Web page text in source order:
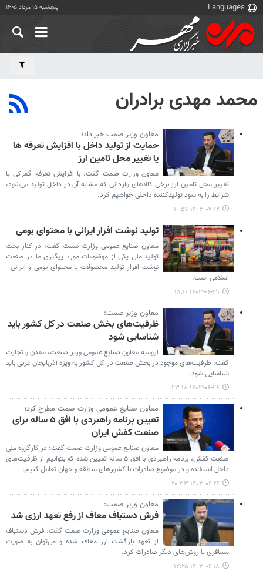
پنجشنبه ۱۵ مرداد ۱۴۰۵
محمد مهدی برادران
معاون وزیر صمت خبر داد؛
حمایت از تولید داخل با افزایش تعرفه ها
یا تغییر محل تامین ارز
معاون وزارت صمت گفت: با افزایش تعرفه گمرکی یا
تغییر محل تامین ارز برخی کالاهای وارداتی که مشابه آن در داخل تولید می‌شود،
شرایط را به سود تولیدکننده داخلی خواهیم کرد.
۱۴۰۳-۰۷-۱۲ ۱۰:۵۷
تولید نوشت افزار ایرانی با محتوای بومی
معاون صنایع عمومی وزارت صمت گفت: در کنار بحث
تولید ملی یکی از موضوعات مورد پیگیری ما در صنعت
نوشت افزار تولید محصولات با محتوای بومی و ایرانی -
اسلامی است.
۱۴۰۳-۰۶-۳۱ ۱۸:۱۰
معاون وزیر صمت؛
ظرفیت‌های بخش صنعت در کل کشور باید
شناسایی شود
ارومیه-معاون صنایع عمومی وزیر صنعت، معدن و تجارت
گفت: ظرفیت‌های موجود در بخش صنعت در کل کشور به ویژه آذربایجان غربی باید
شناسایی شود.
۱۴۰۳-۰۶-۲۹ ۲۳:۱۸
معاون صنایع عمومی وزارت صمت مطرح کرد؛
تعیین برنامه راهبردی با افق ۵ ساله برای
صنعت کفش ایران
معاون صنایع عمومی وزارت صمت گفت: در کارگروه ملی
صنعت کفش، برنامه راهبردی با افق ۵ ساله تعیین شده که بتوانیم از ظرفیت‌های
داخل استفاده و در موضوع صادرات با کشورهای منطقه و جهان تعامل کنیم.
۱۴۰۳-۰۶-۲۶ ۲۰:۳۳
معاون وزیر صمت:
فرش دستباف معاف از رفع تعهد ارزی شد
معاون صنایع عمومی وزارت صمت گفت: فرش دستباف
از تعهد بازگشت ارز معاف شده و می‌توان به صورت
مسافری یا روش‌های دیگر صادرات کرد.
۱۴۰۳-۰۶-۱۸ ۱۲:۲۵